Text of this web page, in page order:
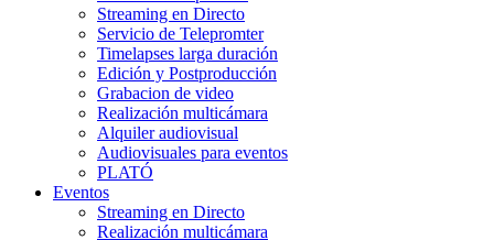
Streaming en Directo
Servicio de Telepromter
Timelapses larga duración
Edición y Postproducción
Grabacion de video
Realización multicámara
Alquiler audiovisual
Audiovisuales para eventos
PLATÓ
Eventos
Streaming en Directo
Realización multicámara